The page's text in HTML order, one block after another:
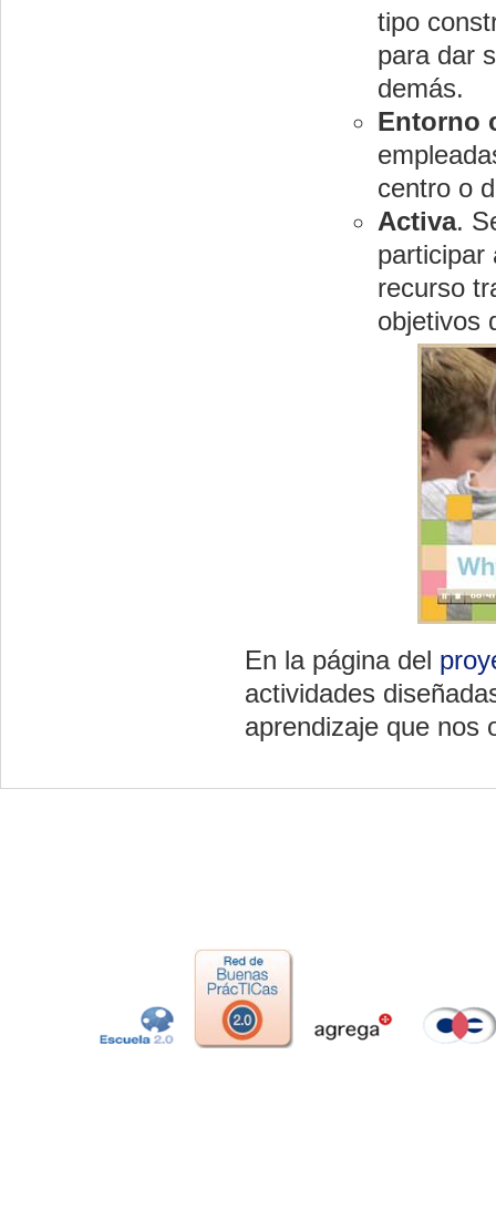
tipo
para dar
demás.
Entorno
centro o
Activa.
participar
recurso
objetivos
En la página del
actividades
aprendizaje que nos